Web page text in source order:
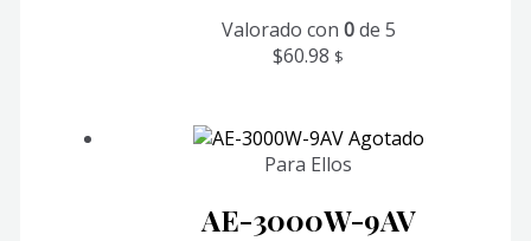
Valorado con 0de 5
$60.98 $
Agotado
Para Ellos
AE-3000W-9AV